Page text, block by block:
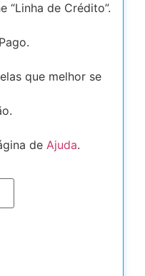
“Linha de Crédito”.
que melhor se
de Ajuda.